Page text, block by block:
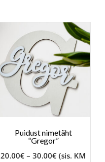
Puidust nimetäht
“Gregor”
20.00€ – 30.00€ (sis. KM